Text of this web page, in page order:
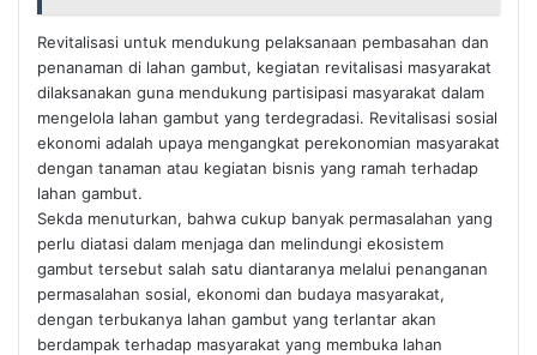
Revitalisasi untuk mendukung pelaksanaan pembasahan dan
penanaman di lahan gambut, kegiatan revitalisasi masyarakat
dilaksanakan guna mendukung partisipasi masyarakat dalam
mengelola lahan gambut yang terdegradasi. Revitalisasi sosial
ekonomi adalah upaya mengangkat perekonomian masyarakat
dengan tanaman atau kegiatan bisnis yang ramah terhadap
lahan gambut.
Sekda menuturkan, bahwa cukup banyak permasalahan yang
perlu diatasi dalam menjaga dan melindungi ekosistem
gambut tersebut salah satu diantaranya melalui penanganan
permasalahan sosial, ekonomi dan budaya masyarakat,
dengan terbukanya lahan gambut yang terlantar akan
berdampak terhadap masyarakat yang membuka lahan